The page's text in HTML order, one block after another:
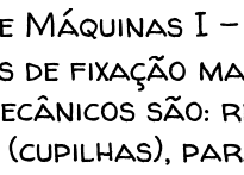
Máquinas I
de fixação
são: